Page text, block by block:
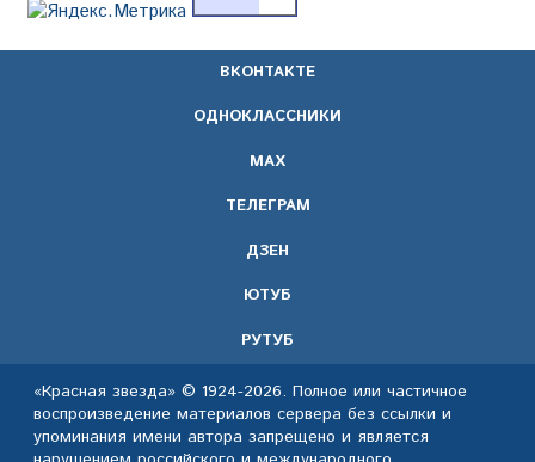
ВКОНТАКТЕ
ОДНОКЛАССНИКИ
МАХ
ТЕЛЕГРАМ
ДЗЕН
ЮТУБ
РУТУБ
«Красная звезда» © 1924-2026. Полное или частичное
воспроизведение материалов сервера без ссылки и
упоминания имени автора запрещено и является